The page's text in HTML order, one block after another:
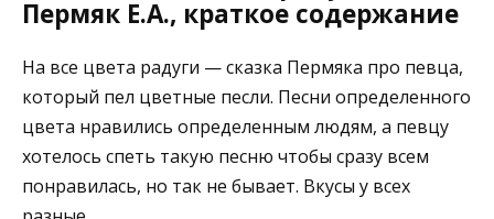
Пермяк Е.А., краткое содержание
На все цвета радуги — сказка Пермяка про певца,
который пел цветные песли. Песни определенного
цвета нравились определенным людям, а певцу
хотелось спеть такую песню чтобы сразу всем
понравилась, но так не бывает. Вкусы у всех